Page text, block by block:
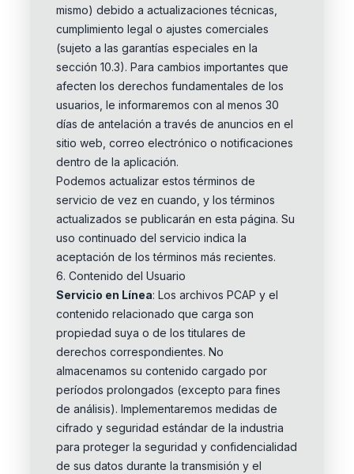
mismo) debido a actualizaciones técnicas,
cumplimiento legal o ajustes comerciales
(sujeto a las garantías especiales en la
sección 10.3). Para cambios importantes que
afecten los derechos fundamentales de los
usuarios, le informaremos con al menos 30
días de antelación a través de anuncios en el
sitio web, correo electrónico o notificaciones
dentro de la aplicación.
Podemos actualizar estos términos de
servicio de vez en cuando, y los términos
actualizados se publicarán en esta página. Su
uso continuado del servicio indica la
aceptación de los términos más recientes.
6. Contenido del Usuario
Servicio en Línea: Los archivos PCAP y el
contenido relacionado que carga son
propiedad suya o de los titulares de
derechos correspondientes. No
almacenamos su contenido cargado por
períodos prolongados (excepto para fines
de análisis). Implementaremos medidas de
cifrado y seguridad estándar de la industria
para proteger la seguridad y confidencialidad
de sus datos durante la transmisión y el